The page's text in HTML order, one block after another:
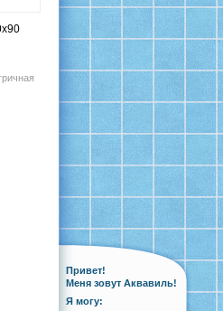
Привет!
Меня зовут Аквавиль!
Я могу: